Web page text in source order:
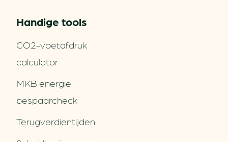
Handige tools
CO2-voetafdruk
calculator
MKB energie
bespaarcheck
Terugverdien­tijden